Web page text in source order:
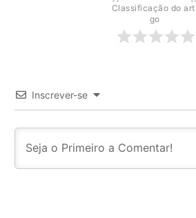
Classificação do arti
go
Inscrever-se